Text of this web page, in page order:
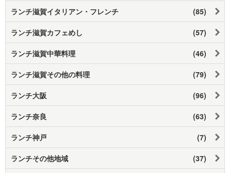
ランチ滋賀イタリアン・フレンチ (85)
ランチ滋賀カフェめし (57)
ランチ滋賀中華料理 (46)
ランチ滋賀その他の料理 (79)
ランチ大阪 (96)
ランチ奈良 (63)
ランチ神戸 (7)
ランチその他地域 (37)